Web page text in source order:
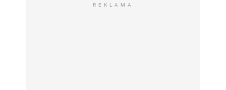
REKLAMA